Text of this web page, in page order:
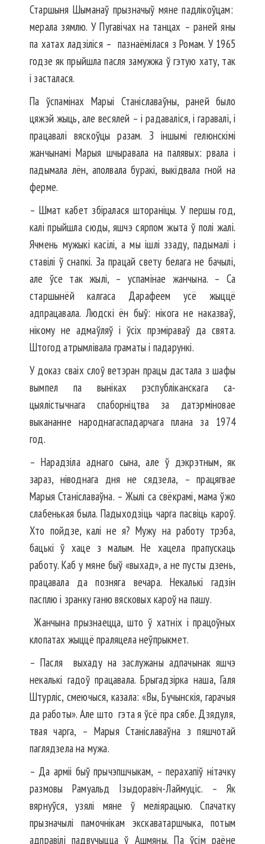
Старшыня Шыманаў прызначыў мяне падлікоўцам:
мерала зямлю. У Пугавічах на танцах – раней яны
па хатах ладзіліся – пазнаёмілася з Ромам. У 1965
годзе як прыйшла пасля замужжа ў гэтую хату, так
і засталася.
Па ўспамінах Марыі Станісла­ваўны, раней было
цяжэй жыць, але весялей – і радаваліся, і гаравалі, і
працавалі вяскоўцы разам. З іншымі гелюнскімі
жанчынамі Марыя шчыравала на палявых: рвала і
падымала лён, аполвала буракі, выкідвала гной на
ферме.
– Шмат кабет збіралася што­раніцы. У першы год,
калі прыйшла сюды, яшчэ сярпом жыта ў полі жалі.
Ячмень мужыкі касілі, а мы ішлі ззаду, падымалі і
ставілі ў снапкі. За працай свету белага не бачылі,
але ўсе так жылі, – успамінае жанчына. – Са
старшынёй калгаса Дарафеем усё жыццё
адпрацавала. Людскі ён быў: нікога не наказваў,
нікому не адмаўляў і ўсіх прэміраваў да свята.
Штогод атрымлівала граматы і падарункі.
У доказ сваіх слоў ветэран працы дастала з шафы
вымпел па выніках рэспубліканскага са­
цыялістычнага спаборніцтва за датэрміновае
выкананне народнагаспадарчага плана за 1974
год.
– Нарадзіла аднаго сына, але ў дэкрэтным, як
зараз, ніводнага дня не сядзела, – працягвае
Марыя Станіславаўна. – Жылі са свёкрамі, мама ўжо
слабенькая была. Падыходзіць чарга пасвіць кароў.
Хто пойдзе, калі не я? Мужу на работу трэба,
бацькі ў хаце з малым. Не хацела прапускаць
работу. Каб у мяне быў «выхад», а не пусты дзень,
працавала да позняга вечара. Некалькі гадзін
пасплю і зранку ганю вясковых кароў на пашу.
Жанчына прызнаецца, што ў хатніх і працоўных
клопатах жыццё праляцела неўпрыкмет.
– Пасля выхаду на заслужаны адпачынак яшчэ
некалькі гадоў працавала. Брыгадзірка наша, Галя
Штурліс, смеючыся, казала: «Вы, Бучынскія, гарачыя
да работы». Але што гэта я ўсё пра сябе. Дзядуля,
твая чарга, – Марыя Станіславаўна з пяшчотай
паглядзела на мужа.
– Да арміі быў прычэпшчыкам, – перахапіў нітачку
размовы Рамуальд Ізыдоравіч-Лаймуціс. – Як
вярнуўся, узялі мяне ў меліярацыю. Спачатку
прызначылі памочнікам экскаватаршчыка, потым
адправілі падвучыцца ў Ашмяны. Па ўсім раё­не